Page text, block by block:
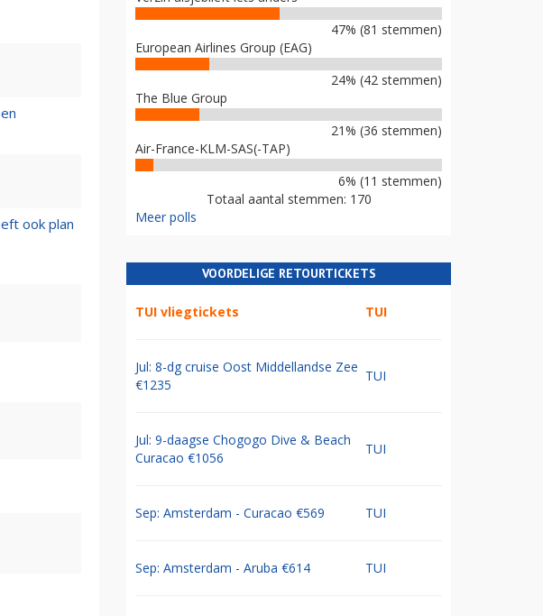
ook plan
47% (81 stemmen)
European Airlines Group (EAG)
24% (42 stemmen)
The Blue Group
21% (36 stemmen)
Air-France-KLM-SAS(-TAP)
6% (11 stemmen)
Totaal aantal stemmen: 170
Meer polls
VOORDELIGE RETOURTICKETS
TUI vliegtickets TUI
Jul: 8-dg cruise Oost Middellandse Zee
€1235
TUI
Jul: 9-daagse Chogogo Dive & Beach
Curacao €1056
TUI
Sep: Amsterdam - Curacao €569 TUI
Sep: Amsterdam - Aruba €614 TUI